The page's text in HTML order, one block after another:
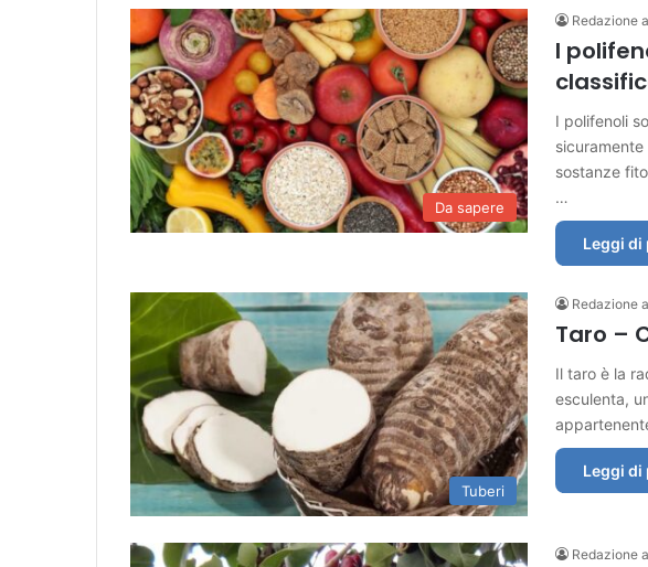
Da sapere
Redazione
I
I polifenoli
sostanze
…
Leggi di
Tuberi
Redazione
Taro –
Il taro è la
esculenta,
Leggi di
Redazione